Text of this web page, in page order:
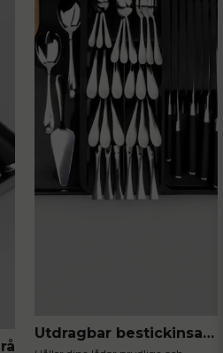
Utdragbar bestickinsats svart 40x31 cm